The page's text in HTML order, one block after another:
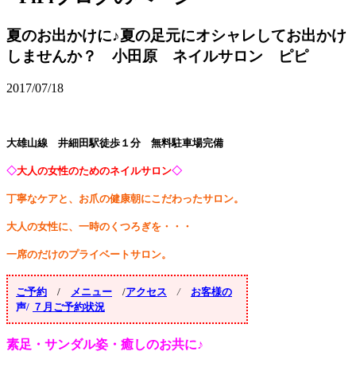
夏のお出かけに♪夏の足元にオシャレしてお出かけ
しませんか？ 小田原 ネイルサロン ピピ
2017/07/18
大雄山線 井細田駅徒歩１分 無料駐車場完備
◇大人の女性のためのネイルサロン◇
丁寧なケアと、お爪の健康朝にこだわったサロン。
大人の女性に、一時のくつろぎを・・・
一席のだけのプライベートサロン。
ご予約 / メニュー /アクセス / お客様の
声/ ７月ご予約状況
素足・サンダル姿・癒しのお共に♪